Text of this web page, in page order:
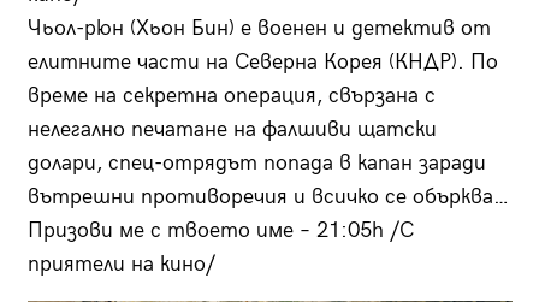
Чьол-рюн (Хьон Бин) е военен и детектив от
елитните части на Северна Корея (КНДР). По
време на секретна операция, свързана с
нелегално печатане на фалшиви щатски
долари, спец-отрядът попада в капан заради
вътрешни противоречия и всичко се обърква…
Призови ме с твоето име – 21:05h /С
приятели на кино/